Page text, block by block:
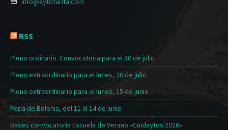
RSS
Pleno ordinario. Convocatoria para el 30 de julio
Pleno extraordinario para el lunes, 20 de julio
Pleno extraordinario para el lunes, 15 de junio
Feria de Bolonia, del 11 al 14 de junio
Bases convocatoria Escuela de Verano «Cuidaytos 2026»